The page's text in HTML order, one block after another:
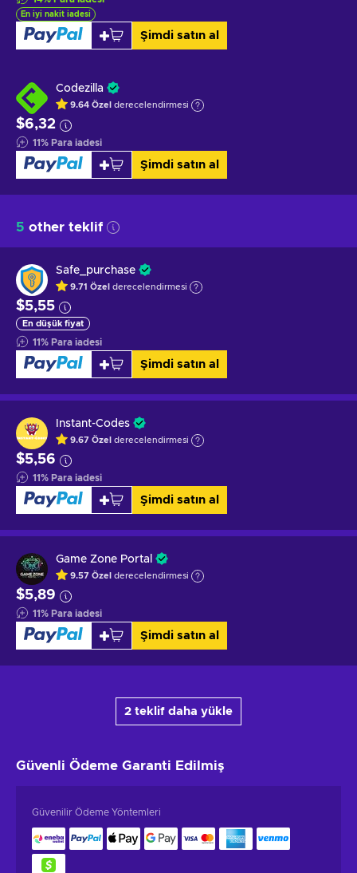
En iyi nakit iadesi
Şimdi satın al
Codezilla
9.64 Özel derecelendirmesi
$6,32
11% Para iadesi
Şimdi satın al
5 other teklif
Safe_purchase
9.71 Özel derecelendirmesi
$5,55
En düşük fiyat
11% Para iadesi
Şimdi satın al
Instant-Codes
9.67 Özel derecelendirmesi
$5,56
11% Para iadesi
Şimdi satın al
Game Zone Portal
9.57 Özel derecelendirmesi
$5,89
11% Para iadesi
Şimdi satın al
2 teklif daha yükle
Güvenli Ödeme Garanti Edilmiş
Güvenilir Ödeme Yöntemleri